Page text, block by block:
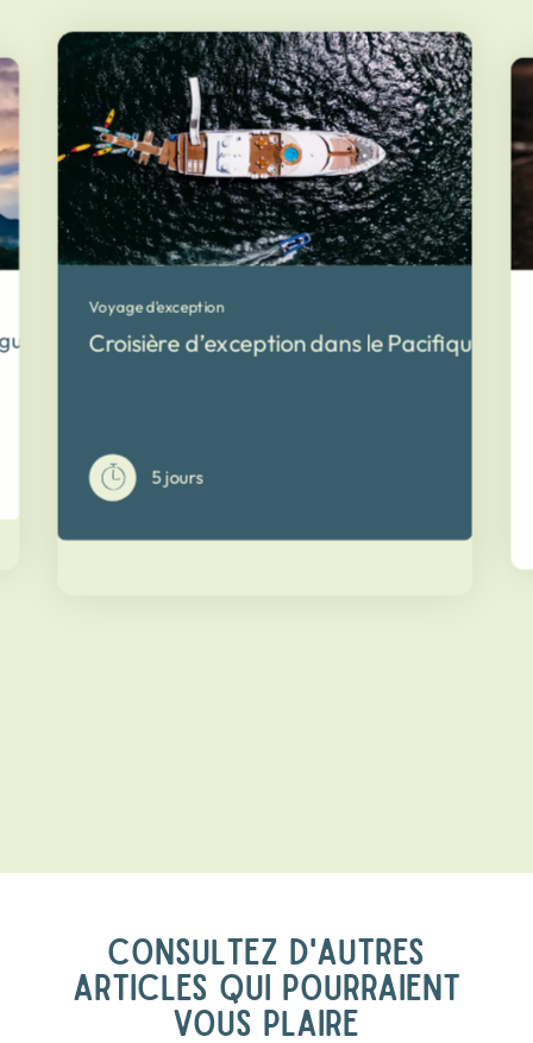
en 2 semaines
Voyage d'exception
Croisière d’exception dans le Pacifique sud
5 jours
CONSULTEZ D'AUTRES
ARTICLES QUI POURRAIENT
VOUS PLAIRE